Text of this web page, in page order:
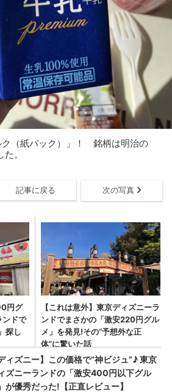
ク（紙パック）」！ 銘柄は明治の
。
記事に戻る 次の写真